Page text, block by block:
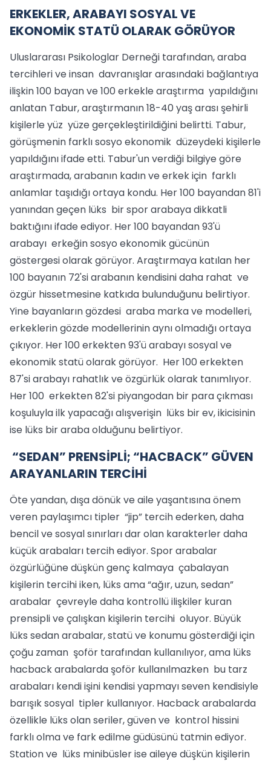
ERKEKLER, ARABAYI SOSYAL VE
EKONOMİK STATÜ OLARAK GÖRÜYOR
Uluslararası Psikologlar Derneği tarafından, araba
tercihleri ve insan davranışlar arasındaki bağlantıya
ilişkin 100 bayan ve 100 erkekle araştırma yapıldığını
anlatan Tabur, araştırmanın 18-40 yaş arası şehirli
kişilerle yüz yüze gerçekleştirildiğini belirtti. Tabur,
görüşmenin farklı sosyo ekonomik düzeydeki kişilerle
yapıldığını ifade etti. Tabur'un verdiği bilgiye göre
araştırmada, arabanın kadın ve erkek için farklı
anlamlar taşıdığı ortaya kondu. Her 100 bayandan 81'i
yanından geçen lüks bir spor arabaya dikkatli
baktığını ifade ediyor. Her 100 bayandan 93'ü
arabayı erkeğin sosyo ekonomik gücünün
göstergesi olarak görüyor. Araştırmaya katılan her
100 bayanın 72'si arabanın kendisini daha rahat ve
özgür hissetmesine katkıda bulunduğunu belirtiyor.
Yine bayanların gözdesi araba marka ve modelleri,
erkeklerin gözde modellerinin aynı olmadığı ortaya
çıkıyor. Her 100 erkekten 93'ü arabayı sosyal ve
ekonomik statü olarak görüyor. Her 100 erkekten
87'si arabayı rahatlık ve özgürlük olarak tanımlıyor.
Her 100 erkekten 82'si piyangodan bir para çıkması
koşuluyla ilk yapacağı alışverişin lüks bir ev, ikicisinin
ise lüks bir araba olduğunu belirtiyor.
“SEDAN” PRENSİPLİ; “HACBACK” GÜVEN
ARAYANLARIN TERCİHİ
Öte yandan, dışa dönük ve aile yaşantısına önem
veren paylaşımcı tipler “jip” tercih ederken, daha
bencil ve sosyal sınırları dar olan karakterler daha
küçük arabaları tercih ediyor. Spor arabalar
özgürlüğüne düşkün genç kalmaya çabalayan
kişilerin tercihi iken, lüks ama “ağır, uzun, sedan”
arabalar çevreyle daha kontrollü ilişkiler kuran
prensipli ve çalışkan kişilerin tercihi oluyor. Büyük
lüks sedan arabalar, statü ve konumu gösterdiği için
çoğu zaman şoför tarafından kullanılıyor, ama lüks
hacback arabalarda şoför kullanılmazken bu tarz
arabaları kendi işini kendisi yapmayı seven kendisiyle
barışık sosyal tipler kullanıyor. Hacback arabalarda
özellikle lüks olan seriler, güven ve kontrol hissini
farklı olma ve fark edilme güdüsünü tatmin ediyor.
Station ve lüks minibüsler ise aileye düşkün kişilerin